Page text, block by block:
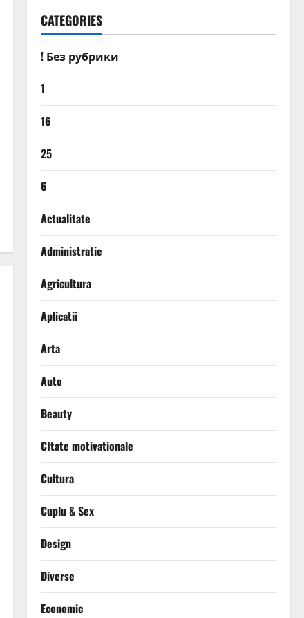
CATEGORIES
! Без рубрики
1
16
25
6
Actualitate
Administratie
Agricultura
Aplicatii
Arta
Auto
Beauty
CItate motivationale
Cultura
Cuplu & Sex
Design
Diverse
Economic